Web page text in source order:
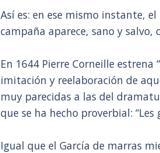
Así es: en ese mismo instante,
campaña aparece, sano y salvo,
En 1644 Pierre Corneille
imitación y reelaboración de
muy parecidas a las del
que se ha hecho proverbial:
Igual que el García de marras